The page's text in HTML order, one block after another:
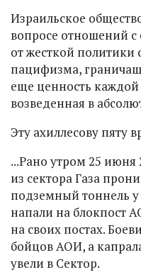
Израильское
вопросе отношений
от жесткой политики
пацифизма,
еще ценность
возведенная в
Эту ахиллесову пяту
...Рано утром 25
из сектора Газа
подземный тоннель
напали на блокпост
на своих постах.
бойцов АОИ, а
увели в Сектор.